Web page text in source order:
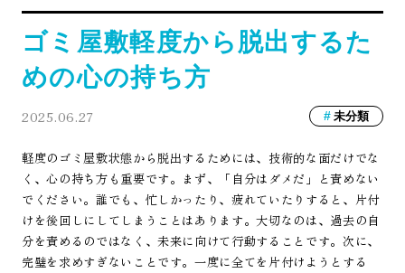
ゴミ屋敷軽度から脱出するた
めの心の持ち方
2025.06.27 未分類
軽度のゴミ屋敷状態から脱出するためには、技術的な面だけでな
く、心の持ち方も重要です。まず、「自分はダメだ」と責めない
でください。誰でも、忙しかったり、疲れていたりすると、片付
けを後回しにしてしまうことはあります。大切なのは、過去の自
分を責めるのではなく、未来に向けて行動することです。次に、
完璧を求めすぎないことです。一度に全てを片付けようとする